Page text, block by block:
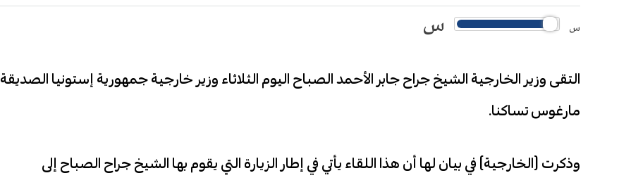
س س
‏التقى وزير الخارجية الشيخ جراح جابر الأحمد الصباح اليوم الثلاثاء وزير خارجية جمهورية إستونيا الصديقة
مارغوس تساكنا.
وذكرت (الخارجية) في بيان لها أن هذا اللقاء يأتي في إطار الزيارة التي يقوم بها الشيخ جراح الصباح إلى